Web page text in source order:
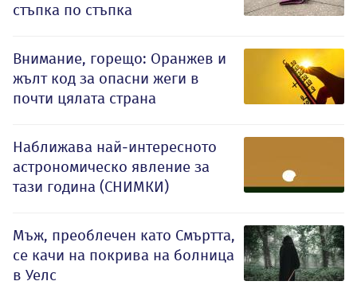
стъпка по стъпка
Внимание, горещо: Оранжев и
жълт код за опасни жеги в
почти цялата страна
Наближава най-интересното
астрономическо явление за
тази година (СНИМКИ)
Мъж, преоблечен като Смъртта,
се качи на покрива на болница
в Уелс